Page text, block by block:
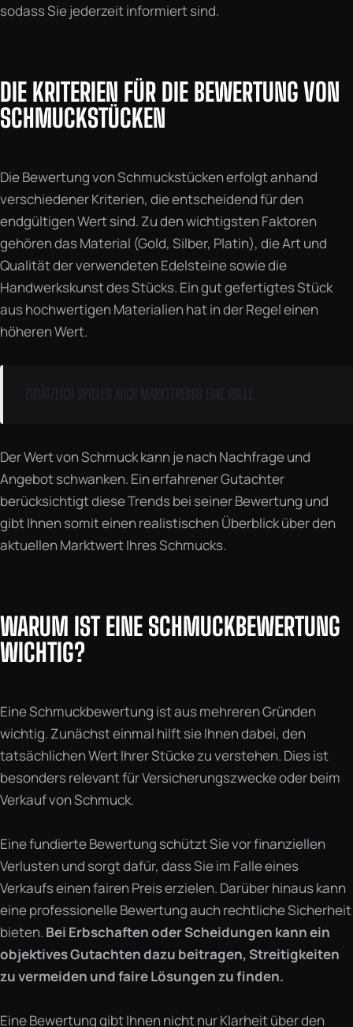
sodass Sie jederzeit informiert sind.
DIE KRITERIEN FÜR DIE BEWERTUNG VON
SCHMUCKSTÜCKEN
Die Bewertung von Schmuckstücken erfolgt anhand
verschiedener Kriterien, die entscheidend für den
endgültigen Wert sind. Zu den wichtigsten Faktoren
gehören das Material (Gold, Silber, Platin), die Art und
Qualität der verwendeten Edelsteine sowie die
Handwerkskunst des Stücks. Ein gut gefertigtes Stück
aus hochwertigen Materialien hat in der Regel einen
höheren Wert.
Der Wert von Schmuck kann je nach Nachfrage und
Angebot schwanken. Ein erfahrener Gutachter
berücksichtigt diese Trends bei seiner Bewertung und
gibt Ihnen somit einen realistischen Überblick über den
aktuellen Marktwert Ihres Schmucks.
WARUM IST EINE SCHMUCKBEWERTUNG
WICHTIG?
Eine Schmuckbewertung ist aus mehreren Gründen
wichtig. Zunächst einmal hilft sie Ihnen dabei, den
tatsächlichen Wert Ihrer Stücke zu verstehen. Dies ist
besonders relevant für Versicherungszwecke oder beim
Verkauf von Schmuck.
Eine fundierte Bewertung schützt Sie vor finanziellen
Verlusten und sorgt dafür, dass Sie im Falle eines
Verkaufs einen fairen Preis erzielen. Darüber hinaus kann
eine professionelle Bewertung auch rechtliche Sicherheit
bieten. Bei Erbschaften oder Scheidungen kann ein
objektives Gutachten dazu beitragen, Streitigkeiten
zu vermeiden und faire Lösungen zu finden.
Eine Bewertung gibt Ihnen nicht nur Klarheit über den